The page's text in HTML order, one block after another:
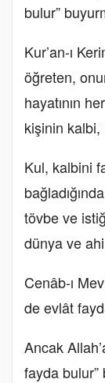
bulur”
Kur’an-ı
öğreten,
hayatının
kişinin
Kul, kalbini
tövbe ve
dünya ve
Cenâb-ı
de evlât
Ancak
fayda